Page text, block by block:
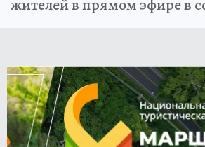
жителей в прямом эфире в